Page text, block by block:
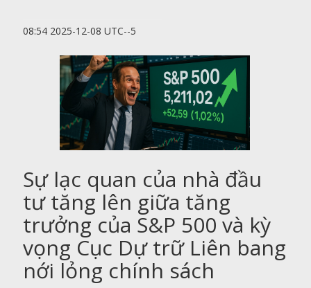
08:54 2025-12-08 UTC--5
Sự lạc quan của nhà đầu
tư tăng lên giữa tăng
trưởng của S&P 500 và kỳ
vọng Cục Dự trữ Liên bang
nới lỏng chính sách